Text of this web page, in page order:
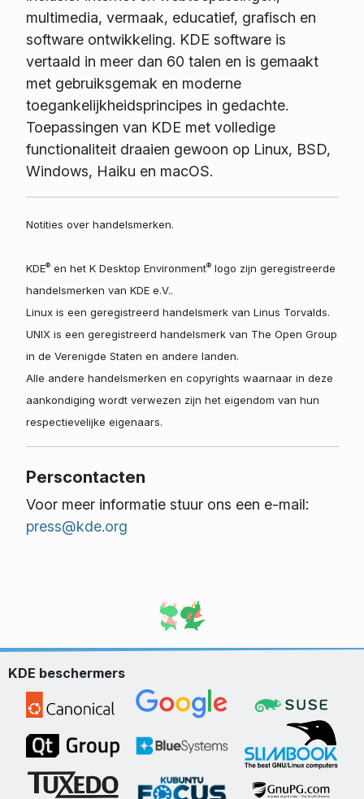
multimedia, vermaak, educatief, grafisch en
software ontwikkeling. KDE software is
vertaald in meer dan 60 talen en is gemaakt
met gebruiksgemak en moderne
toegankelijkheidsprincipes in gedachte.
Toepassingen van KDE met volledige
functionaliteit draaien gewoon op Linux, BSD,
Windows, Haiku en macOS.
Notities over handelsmerken.
KDE®en het K Desktop Environment®logo zijn geregistreerde
handelsmerken van KDE e.V..
Linux is een geregistreerd handelsmerk van Linus Torvalds.
UNIX is een geregistreerd handelsmerk van The Open Group
in de Verenigde Staten en andere landen.
Alle andere handelsmerken en copyrights waarnaar in deze
aankondiging wordt verwezen zijn het eigendom van hun
respectievelijke eigenaars.
Perscontacten
Voor meer informatie stuur ons een e-mail:
press@kde.org
KDE beschermers